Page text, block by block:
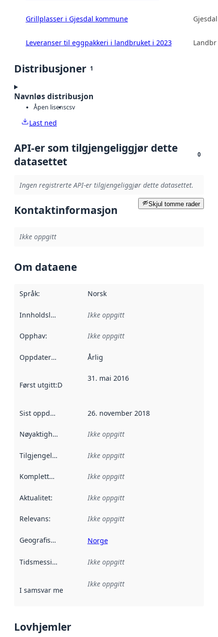
Grillplasser i Gjesdal kommune
Leveranser til eggpakkeri i landbruket i 2023
Distribusjoner 1
Navnløs distribusjon
Åpen lisenscsv
Last ned
API-er som tilgjengeliggjør dette
datasettet
0
Ingen registrerte API-er tilgjengeliggjør dette datasettet.
Skjul tomme rader
Kontaktinformasjon
Ikke oppgitt
Om dataene
Språk: Norsk
Innholdsleverandører :
Ikke oppgitt
Opphav: Ikke oppgitt
Oppdateringsfrekvens :
Årlig
Først utgitt:Denne datoen sier når dataene i dette
31. mai 2016
Sist oppdatert 26. november 2018
Nøyaktighet Ikke oppgitt
Tilgjengelighet Ikke oppgitt
Kompletthet Ikke oppgitt
Aktualitet: Ikke oppgitt
Relevans: Ikke oppgitt
Geografisk avgrensning :
Norge
Tidsmessig avgrensning :
Ikke oppgitt
I samsvar med Referanse til en implementasjonsregel
Ikke oppgitt
Lovhjemler